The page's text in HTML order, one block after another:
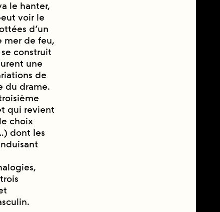
le hanter,
voir le
d’un
mer de feu,
construit
une
de
du drame.
qui revient
choix
dont les